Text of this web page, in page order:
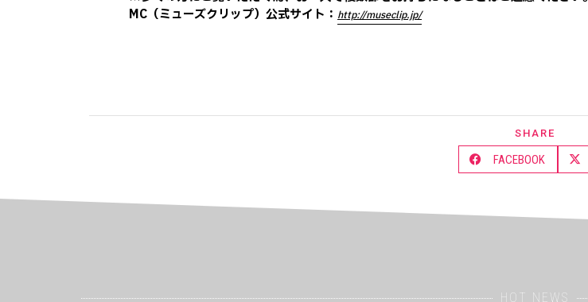
MC（ミューズクリップ）公式サイト： http://museclip.jp/
SHARE
FACEBOOK
HOT NEWS